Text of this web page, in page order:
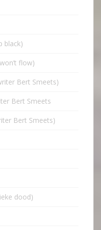
black)
flow)
Bert Smeets)
Bert Smeets
Bert Smeets)
dood)